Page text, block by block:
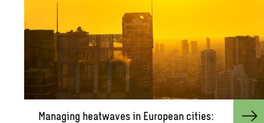
Man­ag­ing heat­waves in Eu­ro­pean cities: